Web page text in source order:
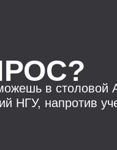
в столовой
НГУ, напротив